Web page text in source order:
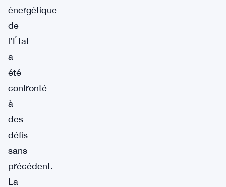
énergétique
de
l’État
a
été
confronté
à
des
défis
sans
précédent.
La